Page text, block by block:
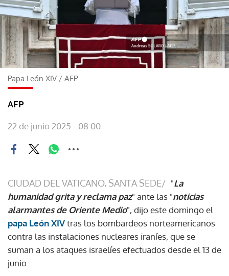
Papa León XIV / AFP
AFP
22 de junio 2025 - 08:00
CIUDAD DEL VATICANO, SANTA SEDE/ "La
humanidad grita y reclama paz" ante las "noticias
alarmantes de Oriente Medio", dijo este domingo el
papa León XIVtras los bombardeos norteamericanos
contra las instalaciones nucleares iraníes, que se
suman a los ataques israelíes efectuados desde el 13 de
junio.